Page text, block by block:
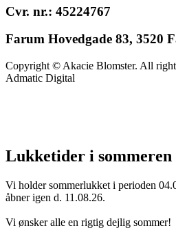
Cvr. nr.: 45224767
Farum Hovedgade 83, 3520
Copyright © Akacie Blomster. All
Admatic Digital
Lukketider i sommeren
Vi holder sommerlukket i perioden
åbner igen d. 11.08.26.
Vi ønsker alle en rigtig dejlig sommer!